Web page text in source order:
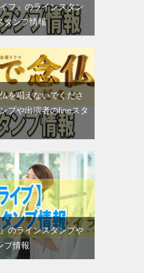
フ』のラインスタン
タンプ情報
を唱えないでくださ
プや出演者のlineスタ
のラインスタンプや
プ情報